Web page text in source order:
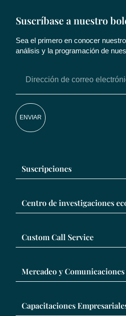
Suscríbase a nuestro
Sea el primero en conocer
análisis y la programación de
ENVIAR
Suscripciones
Centro de investigaciones
Custom Call Service
Mercadeo y Comunicaciones
Capacitaciones